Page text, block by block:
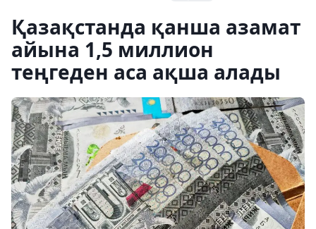
Қазақстанда қанша азамат
айына 1,5 миллион
теңгеден аса ақша алады